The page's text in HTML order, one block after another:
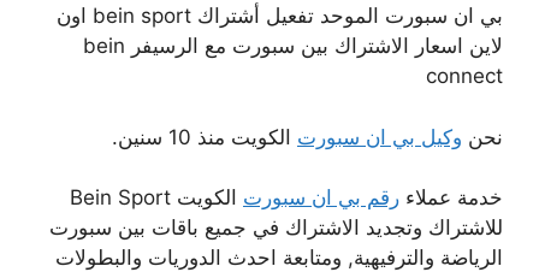
بي ان سبورت الموحد تفعيل أشتراك bein sport اون
لاين اسعار الاشتراك بين سبورت مع الرسيفر bein
connect
نحن وكيل بي ان سبورت الكويت منذ 10 سنين.
خدمة عملاء رقم بي ان سبورت
الكويت Bein Sport
للاشتراك وتجديد الاشتراك في جميع باقات بين سبورت
الرياضة والترفيهية, ومتابعة احدث الدوريات والبطولات